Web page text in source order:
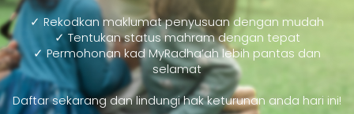
✓ Rekodkan maklumat penyusuan dengan mudah
✓ Tentukan status mahram dengan tepat
✓ Permohonan kad MyRadha’ah lebih pantas dan
selamat
Daftar sekarang dan lindungi hak keturunan anda hari ini!